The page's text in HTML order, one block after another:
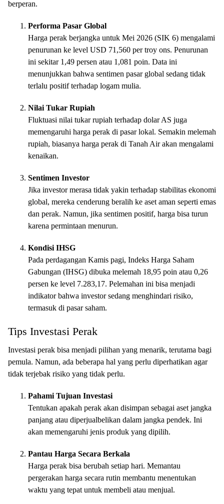
berperan.
Performa Pasar Global
Harga perak berjangka untuk Mei 2026 (SIK 6) mengalami
penurunan ke level USD 71,560 per troy ons. Penurunan
ini sekitar 1,49 persen atau 1,081 poin. Data ini
menunjukkan bahwa sentimen pasar global sedang tidak
terlalu positif terhadap logam mulia.
Nilai Tukar Rupiah
Fluktuasi nilai tukar rupiah terhadap dolar AS juga
memengaruhi harga perak di pasar lokal. Semakin melemah
rupiah, biasanya harga perak di Tanah Air akan mengalami
kenaikan.
Sentimen Investor
Jika investor merasa tidak yakin terhadap stabilitas ekonomi
global, mereka cenderung beralih ke aset aman seperti emas
dan perak. Namun, jika sentimen positif, harga bisa turun
karena permintaan menurun.
Kondisi IHSG
Pada perdagangan Kamis pagi, Indeks Harga Saham
Gabungan (IHSG) dibuka melemah 18,95 poin atau 0,26
persen ke level 7.283,17. Pelemahan ini bisa menjadi
indikator bahwa investor sedang menghindari risiko,
termasuk di pasar saham.
Tips Investasi Perak
Investasi perak bisa menjadi pilihan yang menarik, terutama bagi
pemula. Namun, ada beberapa hal yang perlu diperhatikan agar
tidak terjebak risiko yang tidak perlu.
Pahami Tujuan Investasi
Tentukan apakah perak akan disimpan sebagai aset jangka
panjang atau diperjualbelikan dalam jangka pendek. Ini
akan memengaruhi jenis produk yang dipilih.
Pantau Harga Secara Berkala
Harga perak bisa berubah setiap hari. Memantau
pergerakan harga secara rutin membantu menentukan
waktu yang tepat untuk membeli atau menjual.